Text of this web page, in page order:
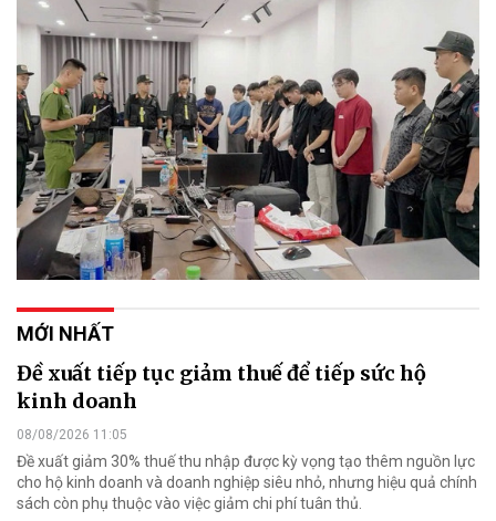
MỚI NHẤT
Đề xuất tiếp tục giảm thuế để tiếp sức hộ
kinh doanh
08/08/2026 11:05
Đề xuất giảm 30% thuế thu nhập được kỳ vọng tạo thêm nguồn lực
cho hộ kinh doanh và doanh nghiệp siêu nhỏ, nhưng hiệu quả chính
sách còn phụ thuộc vào việc giảm chi phí tuân thủ.